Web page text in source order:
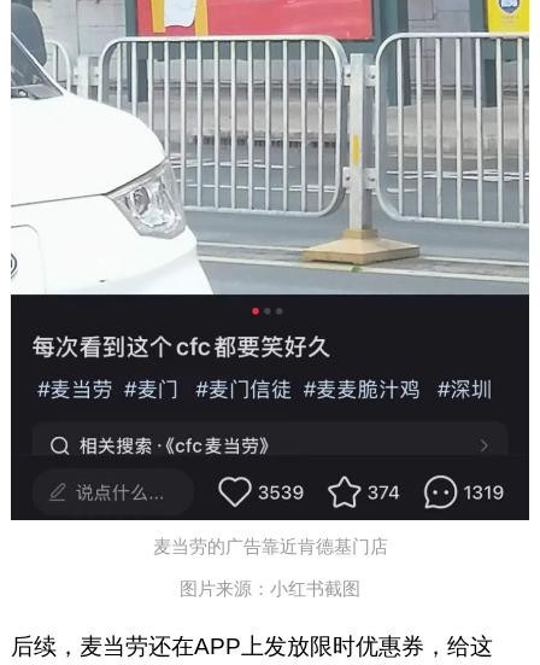
麦当劳的广告靠近肯德基门店
图片来源：小红书截图
后续，麦当劳还在APP上发放限时优惠券，给这